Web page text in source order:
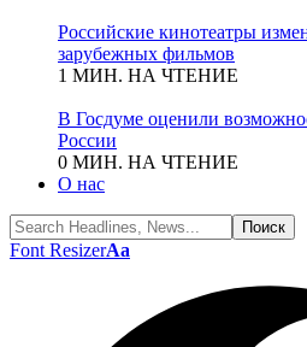
Российские кинотеатры
зарубежных фильмов
1 МИН. НА ЧТЕНИЕ
В Госдуме оценили
России
0 МИН. НА ЧТЕНИЕ
О нас
Font ResizerAa